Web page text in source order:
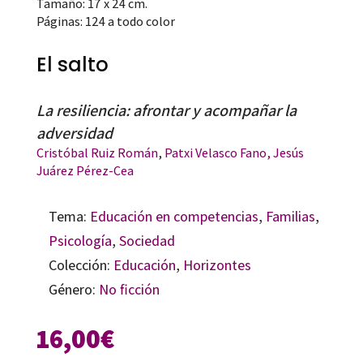
Tamaño: 17 x 24 cm.
Páginas: 124 a todo color
El salto
La resiliencia: afrontar y acompañar la
adversidad
Cristóbal Ruiz Román, Patxi Velasco Fano,Jesús
Juárez Pérez-Cea
Tema: Educación en competencias, Familias,
Psicología, Sociedad
Colección: Educación, Horizontes
Género: No ficción
16,00€